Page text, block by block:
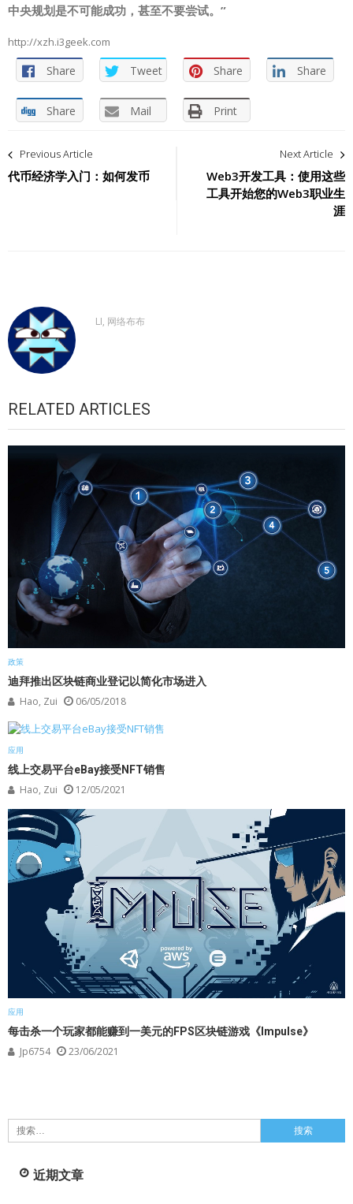
中央规划是不可能成功，甚至不要尝试。”
http://xzh.i3geek.com
Share Tweet Share Share
Share Mail Print
文
章
Previous Article
代币经济学入门：如何发币
Next Article
Web3开发工具：使用这些
工具开始您的Web3职业生
涯
LI, 网络布布
RELATED ARTICLES
政策
迪拜推出区块链商业登记以简化市场进入
Hao, Zui 06/05/2018
应用
线上交易平台eBay接受NFT销售
Hao, Zui 12/05/2021
应用
每击杀一个玩家都能赚到一美元的FPS区块链游戏《Impulse》
Jp6754 23/06/2021
索：
近期文章